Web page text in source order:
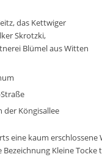
das Kettwiger
Skrotzki,
Blümel aus Witten
der Köngisallee
eine kaum
Bezeichnung Kleine Tocke